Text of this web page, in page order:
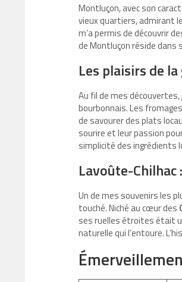
Montluçon, avec son
vieux quartiers, admirant
m’a permis de découvrir
de Montluçon réside dans
Les plaisirs de
Au fil de mes
bourbonnais. Les
de savourer des plats
sourire et leur passion
simplicité des ingrédients
Lavoûte-Chilhac
Un de mes souvenirs les
touché. Niché au cœur des
ses ruelles étroites était
naturelle qui l’entoure.